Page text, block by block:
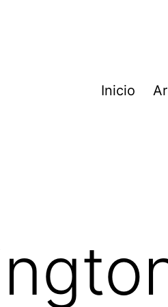
Inicio